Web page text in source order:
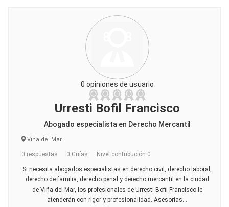
0 opiniones de usuario
Urresti Bofil Francisco
Abogado especialista en Derecho Mercantil
Viña del Mar
0 respuestas 0 Guías Nivel contribución 0
Si necesita abogados especialistas en derecho civil, derecho laboral,
derecho de familia, derecho penal y derecho mercantil en la ciudad
de Viña del Mar, los profesionales de Urresti Bofil Francisco le
atenderán con rigor y profesionalidad. Asesorías...